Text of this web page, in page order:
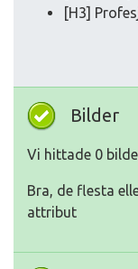
[H3]
Bilder
Vi hittade 0
Bra, de flesta
attribut